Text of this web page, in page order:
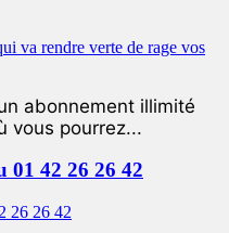
abonnement illimité
vous pourrez...
01 42 26 26 42